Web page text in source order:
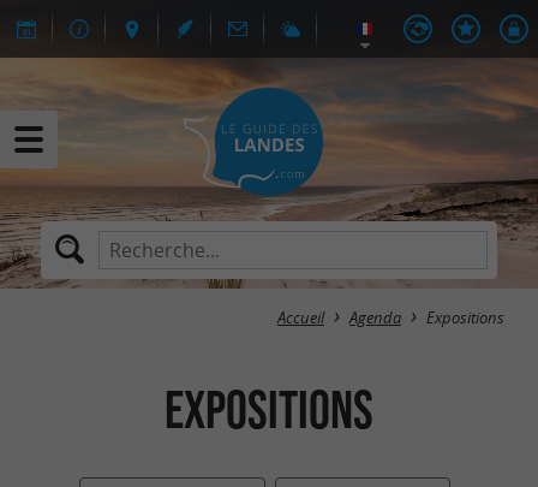
Accueil Agenda Expositions
Expositions